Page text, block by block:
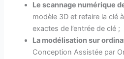
Le scannage numérique
modèle 3D et refaire la clé
exactes de l’entrée de clé ;
La modélisation sur
Conception Assistée par